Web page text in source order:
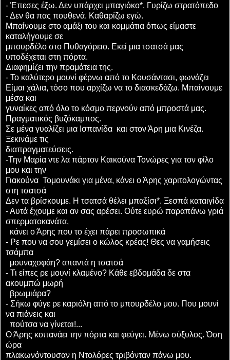
- Έπεσες έξω. Δεν υπάρχει μπαγιόκο*. Γυρίζω στρατόπεδο
- Δεν θα πας πουθενά. Καθαρίζω εγώ.
Μπαίνουμε στο αμάξι του και κομμάτια όπως είμαστε
καταλήγουμε σε
μπουρδέλο στο Πυθαγόρειο. Εκεί μια τσατσά μας
υποδέχεται στη πόρτα.
Διαφημίζει την πραμάτεια της.
- Το καλύτερο μουνί φέρνω από το Κουσάντασι, φωνάζει
Είμαι χάλια, τόσο που αρχίζω να το διασκεδάζω. Μπαίνουμε
μέσα και
γυναίκες από όλο το κόσμο περνούν από μπροστά μας.
Πραγματικός βυζόκαμπος.
Σε μένα γυαλίζει μια Ισπανίδα και στον Άρη μια Κινέζα.
Ξεκινάμε τις
διαπραγματεύσεις.
-Την Μαρία ντε λα πάρτον Καικούνα Τονώρες για τον φίλο
μου και την
Γιακούνα Τομουνάκι για μένα, κάνει ο Άρης χαριτολογώντας
στη τσατσά
Δεν τα βρίσκουμε. Η τσατσά θέλει μπαξίσι*. Ξεσπά καταιγίδα
- Αυτά έχουμε και αν σας αρέσει. Ούτε ευρώ παραπάνω γριά
σπερματοκανάτα,
κάνει ο Άρης που το έχει πάρει προσωπικά
- Ρε που να σου γεμίσει ο κώλος κρέας! Θες να γαμήσεις
τσάμπα
μουναχοφάη? απαντά η τσατσά
- Τι είπες ρε μουνί κλαμένο? Κάθε εβδομάδα δε στα
ακουμπώ μωρή
βρωμιάρα?
- Σήκω φύγε ρε καριόλη από το μπουρδέλο μου. Που μουνί
να πιάνεις και
πούτσα να γίνεται!...
Ο Άρης κοπανάει την πόρτα και φεύγει. Μένω σύξυλος. Όση
ώρα
πλακωνόντουσαν η Ντολόρες τριβόνταν πάνω μου.